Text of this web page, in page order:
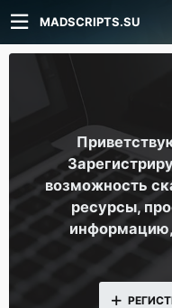
MADSCRIPTS.SU
возможность
ресурсы,